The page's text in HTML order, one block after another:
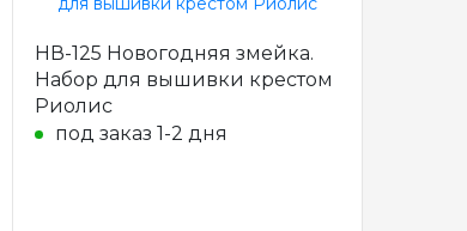
НВ-125 Новогодняя змейка.
Набор для вышивки крестом
Риолис
под заказ 1-2 дня